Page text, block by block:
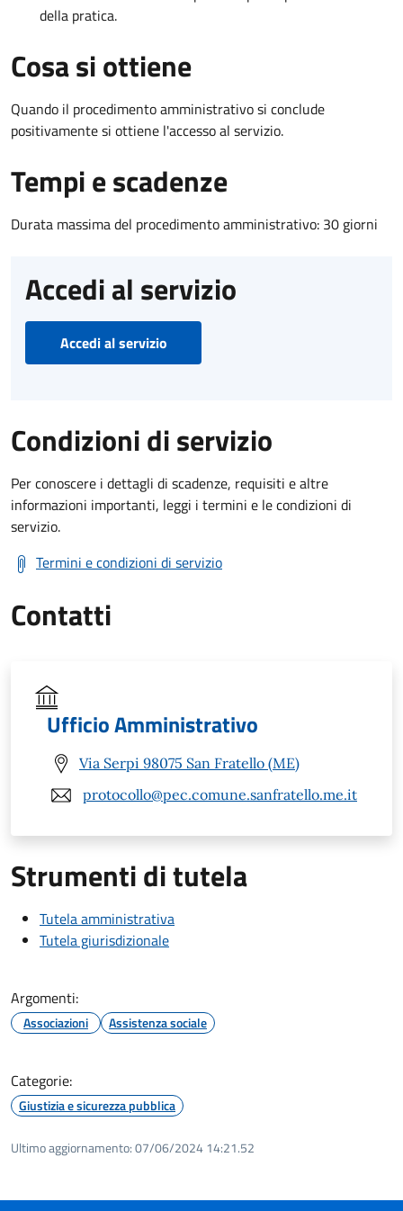
della pratica.
Cosa si ottiene
Quando il procedimento amministrativo si conclude
positivamente si ottiene l'accesso al servizio.
Tempi e scadenze
Durata massima del procedimento amministrativo: 30 giorni
Accedi al servizio
Accedi al servizio
Condizioni di servizio
Per conoscere i dettagli di scadenze, requisiti e altre
informazioni importanti, leggi i termini e le condizioni di
servizio.
Termini e condizioni di servizio
Contatti
Ufficio Amministrativo
Via Serpi 98075 San Fratello (ME)
protocollo@pec.comune.sanfratello.me.it
Strumenti di tutela
Tutela amministrativa
Tutela giurisdizionale
Argomenti:
Associazioni Assistenza sociale
Categorie:
Giustizia e sicurezza pubblica
Ultimo aggiornamento:07/06/2024 14:21.52